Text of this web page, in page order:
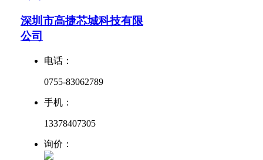
深圳市高捷芯城科技有限
公司
电话：
0755-83062789
手机：
13378407305
询价：